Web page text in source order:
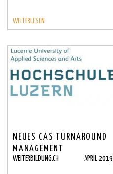
WEITERLESEN
NEUES CAS TURNAROUND
MANAGEMENT
WEITERBILDUNG.CH APRIL 2019